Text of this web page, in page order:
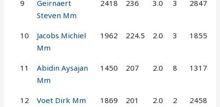
9
Geirnaert
Steven Mm
2418 236 3.0 3 2847
10
Jacobs Michiel
Mm
1962 224.5 2.0 3 1855
11
Abidin Aysajan
Mm
1450 207 2.0 8 1317
12 Voet Dirk Mm 1869 201 2.0 2 2458